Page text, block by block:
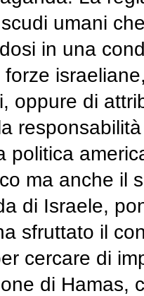
umani
in una
oppure di
politica
ma anche il
di Israele,
sfruttato il
cercare di
di Hamas,